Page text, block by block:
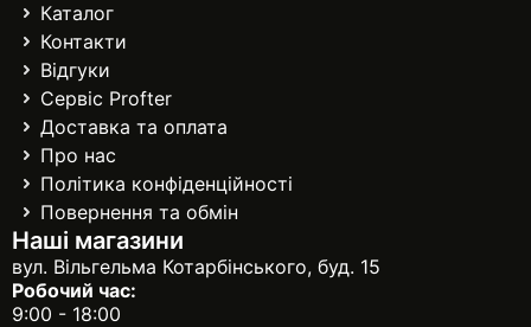
Каталог
Контакти
Відгуки
Сервіс Profter
Доставка та оплата
Про нас
Політика конфіденційності
Повернення та обмін
Наші магазини
вул. Вільгельма Котарбінського, буд. 15
Робочий час:
9:00 - 18:00